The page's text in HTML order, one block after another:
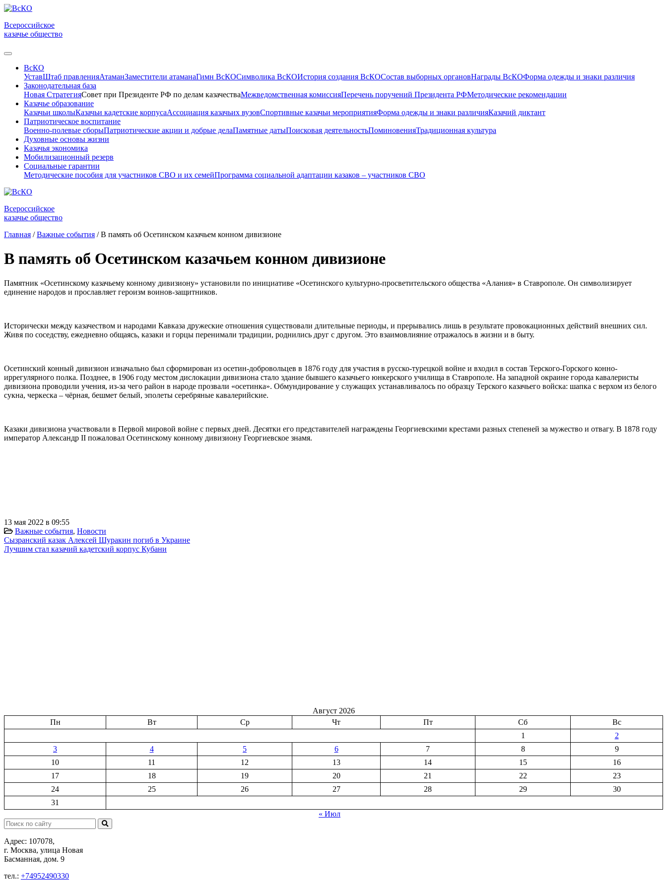
Всероссийское
казачье общество
ВсКО
УставШтаб правленияАтаманЗаместители атаманаГимн ВсКОСимволика ВсКОИстория создания ВсКОСостав выборных органовНаграды ВсКОФорма одежды и знаки различия
Законодательная база
Новая СтратегияСовет при Президенте РФ по делам казачестваМежведомственная комиссияПеречень поручений Президента РФМетодические рекомендации
Казачье образование
Казачьи школыКазачьи кадетские корпусаАссоциация казачьих вузовСпортивные казачьи мероприятияФорма одежды и знаки различияКазачий диктант
Патриотическое воспитание
Военно-полевые сборыПатриотические акции и добрые делаПамятные датыПоисковая деятельностьПоминовенияТрадиционная культура
Духовные основы жизни
Казачья экономика
Мобилизационный резерв
Социальные гарантии
Методические пособия для участников СВО и их семейПрограмма социальной адаптации казаков – участников СВО
Всероссийское
казачье общество
Главная / Важные события / В память об Осетинском казачьем конном дивизионе
В память об Осетинском казачьем конном дивизионе
Памятник «Осетинскому казачьему конному дивизиону» установили по инициативе «Осетинского культурно-просветительского общества «Алания» в Ставрополе. Он символизирует
единение народов и прославляет героизм воинов-защитников.
Исторически между казачеством и народами Кавказа дружеские отношения существовали длительные периоды, и прерывались лишь в результате провокационных действий внешних сил.
Живя по соседству, ежедневно общаясь, казаки и горцы перенимали традиции, роднились друг с другом. Это взаимовлияние отражалось в жизни и в быту.
Осетинский конный дивизион изначально был сформирован из осетин-добровольцев в 1876 году для участия в русско-турецкой войне и входил в состав Терского-Горского конно-
иррегулярного полка. Позднее, в 1906 году местом дислокации дивизиона стало здание бывшего казачьего юнкерского училища в Ставрополе. На западной окраине города кавалеристы
дивизиона проводили учения, из-за чего район в народе прозвали «осетинка». Обмундирование у служащих устанавливалось по образцу Терского казачьего войска: шапка с верхом из белого
сукна, черкеска – чёрная, бешмет белый, эполеты серебряные кавалерийские.
Казаки дивизиона участвовали в Первой мировой войне с первых дней. Десятки его представителей награждены Георгиевскими крестами разных степеней за мужество и отвагу. В 1878 году
император Александр II пожаловал Осетинскому конному дивизиону Георгиевское знамя.
13 мая 2022 в 09:55
Важные события, Новости
Сызранский казак Алексей Шуракин погиб в Украине
Лучшим стал казачий кадетский корпус Кубани
Август 2026
Пн
Вт Ср Чт Пт Сб
Вс
1
2
3
4 5 6 7 8
9
10
11 12 13 14 15
16
17
18 19 20 21 22
23
24
25 26 27 28 29
30
31
« Июл
Поиск:
Адрес: 107078,
г. Москва, улица Новая
Басманная, дом. 9
тел.: +74952490330